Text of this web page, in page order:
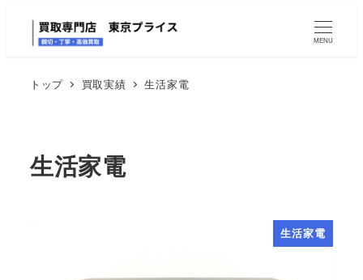
MENU
トップ 買取実績 生活家電
生活家電
生活家電